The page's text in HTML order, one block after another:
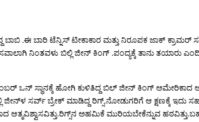
ಬಾಬಿ .ಈ ಬಾರಿ ಟೆನ್ನಿಸ್ ಟೀಕಾಕಾರ ಮತ್ತು ನಿರೂಪಕ ಜಾಕ್ ಕ್ರಾಮರ್
ನಿಂತವಳು ಬಿಲ್ಲಿ ಜೀನ್ ಕಿಂಗ್ .ಪಂದ್ಯಕ್ಕೆ ತಾನು ತಯಾರು
ಒನ್ ಸ್ಥಾನಕ್ಕೆ ಹೋಗಿ ಕುಳಿತಿದ್ದ ಬಿಲ್ ಜೀನ್ ಕಿಂಗ್ ಅಮೇರಿಕಾದ
ಸರ್ವ್ ಬ್ರೇಕ್ ಮಾಡಿದ್ದ ರಿಗ್ಸ್.ನೋಡುಗರಿಗೆ ಆ ಕ್ಷಣಕ್ಕೆ ಇದು
ಆತ್ಮವಿಶ್ವಾಸವಿತ್ತು.ರಿಗ್ಸ್‌ನ ಅಹಮಿಕೆ ಮುರಿಯಬೇಕೆನ್ನುವ